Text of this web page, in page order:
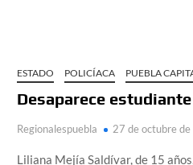
ESTADO POLICÍACA PUEBLA
Desaparece
Regionalespuebla 27 de octubre
Liliana Mejía Saldívar, de 15